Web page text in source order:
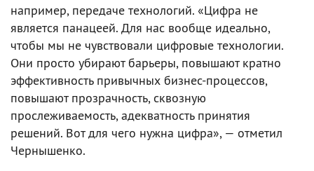
например, передаче технологий. «Цифра не
является панацеей. Для нас вообще идеально,
чтобы мы не чувствовали цифровые технологии.
Они просто убирают барьеры, повышают кратно
эффективность привычных бизнес-процессов,
повышают прозрачность, сквозную
прослеживаемость, адекватность принятия
решений. Вот для чего нужна цифра», — отметил
Чернышенко.